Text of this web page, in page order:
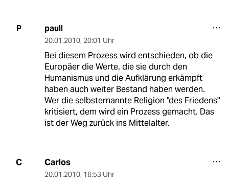
P paull
20.01.2010, 20:01 Uhr
Bei diesem Prozess wird entschieden, ob die
Europäer die Werte, die sie durch den
Humanismus und die Aufklärung erkämpft
haben auch weiter Bestand haben werden.
Wer die selbsternannte Religion "des Friedens"
kritisiert, dem wird ein Prozess gemacht. Das
ist der Weg zurück ins Mittelalter.
C Carlos
20.01.2010, 16:53 Uhr